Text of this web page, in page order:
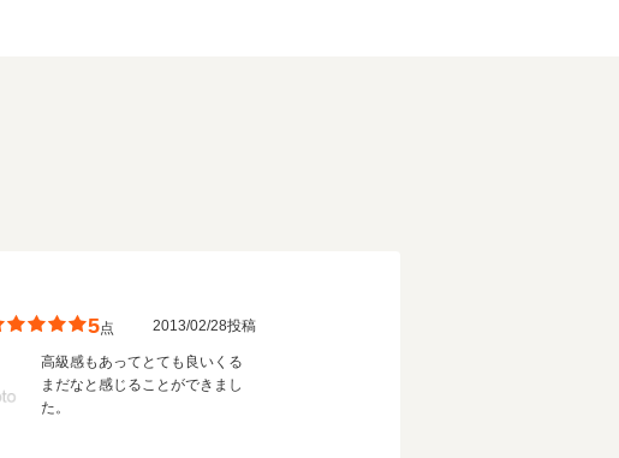
5点 2013/02/28投稿
高級感もあってとても良いくる
まだなと感じることができまし
た。